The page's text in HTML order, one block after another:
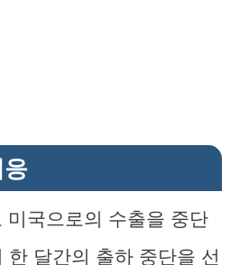
국으로의 수출을 중단
달간의 출하 중단을 선